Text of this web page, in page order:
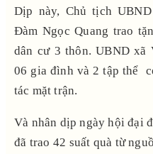
Dịp này, Chủ tịch
Đàm Ngọc Quang trao
dân cư 3 thôn. UBND xã
06 gia đình và 2 tập thể
tác mặt trận.
Và nhân dịp ngày hội đại
đã trao 42 suất quà từ